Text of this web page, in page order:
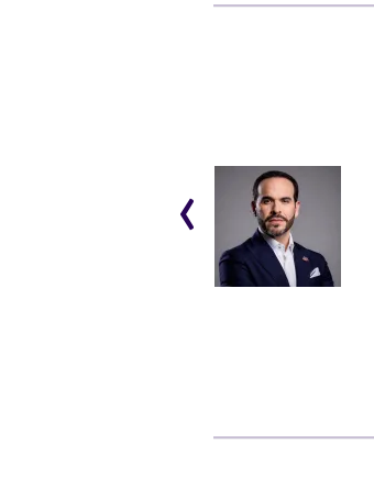
rechazos contra
racismo hacia
‹